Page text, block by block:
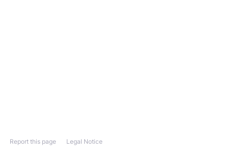
Legal Notice
Report this page